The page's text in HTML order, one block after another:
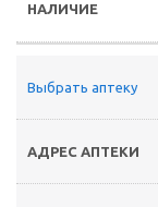
Выбрать аптеку